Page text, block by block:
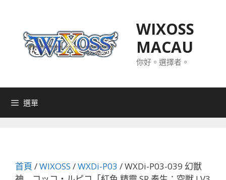
WIXOSS
MACAU
你好。選擇者。
選單
首頁 /WIXOSS /WXDi-P03 / WXDi-P03-039 幻獣